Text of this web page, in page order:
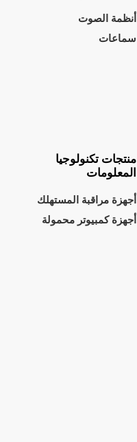
أنظمة الصوت
سماعات
منتجات تكنولوجيا
المعلومات
أجهزة مراقبة المستهلك
أجهزة كمبيوتر محمولة